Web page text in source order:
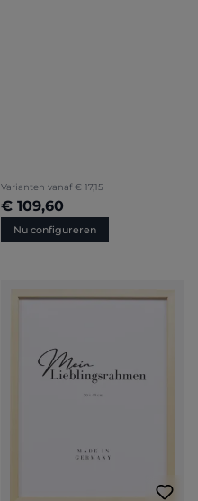
Varianten vanaf € 17,15
€ 109,60
Nu configureren